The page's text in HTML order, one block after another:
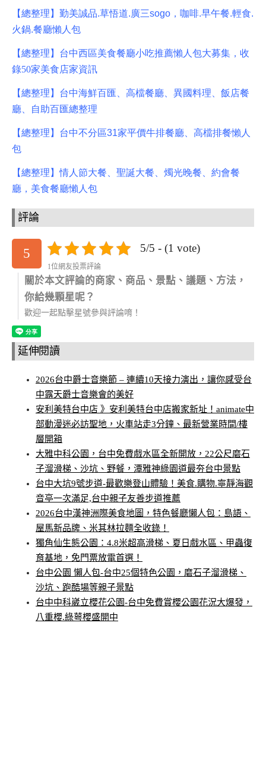
【總整理】勤美誠品.草悟道.廣三sogo ，咖啡.早午餐.輕食.
火鍋.餐廳懶人包
【總整理】台中西區美食餐廳小吃推薦懶人包大募集，收
錄50家美食店家資訊
【總整理】台中海鮮百匯、高檔餐廳、異國料理、飯店餐
廳、自助百匯總整理
【總整理】台中不分區31家平價牛排餐廳、高檔排餐懶人
包
【總整理】情人節大餐、聖誕大餐、燭光晚餐、約會餐
廳，美食餐廳懶人包
評論
5 5/5 - (1 vote)
1位網友投票評論
關於本文評論的商家、商品、景點、議題、方法，
你給幾顆星呢？
歡迎一起點擊星號參與評論唷！
延伸閱讀
2026台中爵士音樂節 – 連續10天接力演出，讓你感受台
中露天爵士音樂會的美好
安利美特台中店 》安利美特台中店搬家新址！animate中
部動漫迷必訪聖地，火車站走3分鐘、最新營業時間/樓
層開箱
大雅中科公園，台中免費戲水區全新開放，22公尺磨石
子溜滑梯、沙坑、野餐，潭雅神綠園道最夯台中景點
台中大坑9號步道-最歡樂登山體驗！美食.購物.寧靜海觀
音亭一次滿足,台中親子友善步道推薦
2026台中漢神洲際美食地圖，特色餐廳懶人包：島語、
屋馬新品牌、米其林拉麵全收錄！
獨角仙生態公園：4.8米超高滑梯、夏日戲水區、甲蟲復
育基地，免門票放電首選！
台中公園 懶人包-台中25個特色公園，磨石子溜滑梯、
沙坑、跑酷場等親子景點
台中中科崴立櫻花公園-台中免費賞櫻公園花況大爆發，
八重櫻.綠萼櫻盛開中